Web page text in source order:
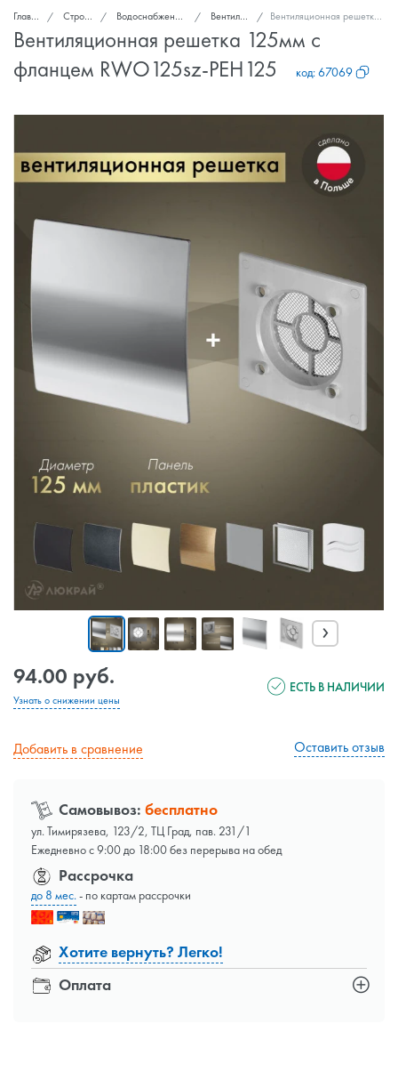
Главная Стройка и ремонт Водоснабжение, канализация, вентиляция Вентиляционные решетки Вентиляционная решетка 125мм с фланцем RWO125sz-PEH125
Вентиляционная решетка 125мм с
фланцем RWO125sz-PEH125
код:67069
›
94.00 руб.
Узнать о снижении цены
ЕСТЬ В НАЛИЧИИ
Добавить в сравнение Оставить отзыв
Самовывоз: бесплатно
ул. Тимирязева, 123/2, ТЦ Град, пав. 231/1
Ежедневно с 9:00 до 18:00 без перерыва на обед
Оплата
Рассрочка
до 8 мес.- по картам рассрочки
Хотите вернуть? Легко!